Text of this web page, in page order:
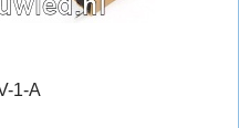
1-A